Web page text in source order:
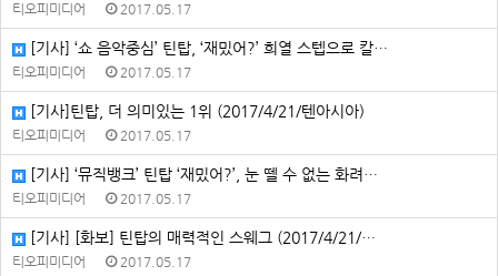
티오피미디어 2017.05.17
[기사] ‘쇼 음악중심’ 틴탑, ‘재밌어?’ 희열 스텝으로 칼…
티오피미디어 2017.05.17
[기사]틴탑, 더 의미있는 1위 (2017/4/21/텐아시아)
티오피미디어 2017.05.17
[기사] ‘뮤직뱅크’ 틴탑 ‘재밌어?’, 눈 뗄 수 없는 화려…
티오피미디어 2017.05.17
[기사] [화보] 틴탑의 매력적인 스웨그 (2017/4/21/…
티오피미디어 2017.05.17